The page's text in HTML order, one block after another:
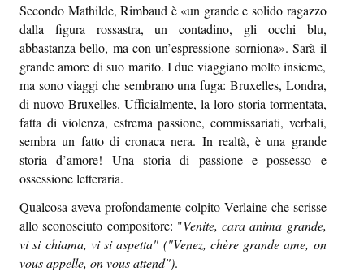
Secondo Mathilde, Rimbaud è «un grande e solido ragazzo
dalla figura rossastra, un contadino, gli occhi blu,
abbastanza bello, ma con un’espressione sorniona». Sarà il
grande amore di suo marito. I due viaggiano molto insieme,
ma sono viaggi che sembrano una fuga: Bruxelles, Londra,
di nuovo Bruxelles. Ufficialmente, la loro storia tormentata,
fatta di violenza, estrema passione, commissariati, verbali,
sembra un fatto di cronaca nera. In realtà, è una grande
storia d’amore! Una storia di passione e possesso e
ossessione letteraria.
Qualcosa aveva profondamente colpito Verlaine che scrisse
allo sconosciuto compositore: "Venite, cara anima grande,
vi si chiama, vi si aspetta" ("Venez, chère grande ame, on
vous appelle, on vous attend").